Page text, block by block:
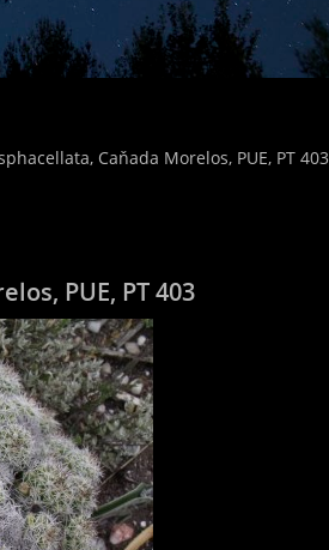
Caňada Morelos, PUE, PT 403
PUE, PT 403